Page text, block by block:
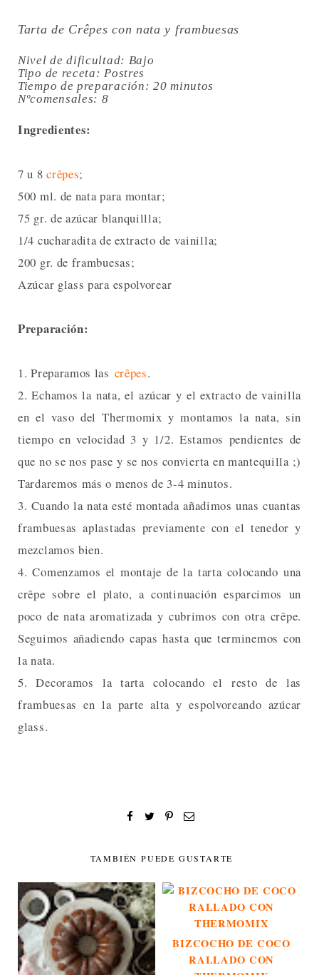
Tarta de Crêpes con nata y frambuesas
Nivel de dificultad: Bajo
Tipo de receta: Postres
Tiempo de preparación:20 minutos
Nºcomensales: 8
Ingredientes:
7 u 8crêpes;
500 ml. de nata para montar;
75 gr. de azúcar blanquillla;
1/4 cucharadita de extracto de vainilla;
200 gr. de frambuesas;
Azúcar glass para espolvorear
Preparación:
1. Preparamos las crêpes.
2. Echamos la nata, el azúcar y el extracto de vainilla
en el vaso del Thermomix y montamos la nata, sin
tiempo en velocidad 3 y 1/2. Estamos pendientes de
que no se nos pase y se nos convierta en mantequilla ;)
Tardaremos más o menos de 3-4 minutos.
3. Cuando la nata esté montada añadimos unas cuantas
frambuesas aplastadas previamente con el tenedor y
mezclamos bien.
4. Comenzamos el montaje de la tarta colocando una
crêpe sobre el plato, a continuación esparcimos un
poco de nata aromatizada y cubrimos con otra crêpe.
Seguimos añadiendo capas hasta que terminemos con
la nata.
5. Decoramos la tarta colocando el resto de las
frambuesas en la parte alta y espolvoreando azúcar
glass.
TAMBIÉN PUEDE GUSTARTE
BIZCOCHO DE COCO
RALLADO CON